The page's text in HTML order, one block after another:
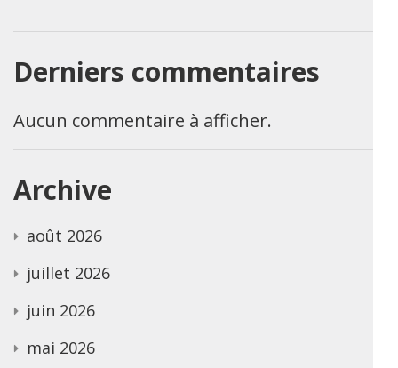
Derniers commentaires
Aucun commentaire à afficher.
Archive
août 2026
juillet 2026
juin 2026
mai 2026